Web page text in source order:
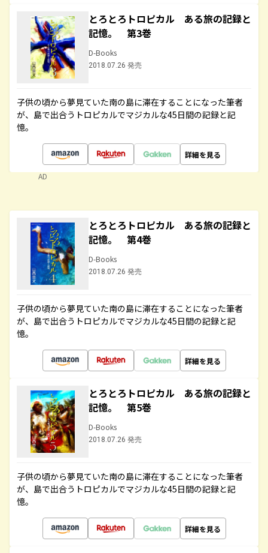
とろとろトロピカル ある旅の記録と
記憶。 第3巻
D-Books
2018.07.26 発売
子供の頃から夢見ていた南の島に滞在することになった筆者
が、島で出合うトロピカルでマジカルな45日間の記録と記
憶。
詳細を見る
AD
とろとろトロピカル ある旅の記録と
記憶。 第4巻
D-Books
2018.07.26 発売
子供の頃から夢見ていた南の島に滞在することになった筆者
が、島で出合うトロピカルでマジカルな45日間の記録と記
憶。
詳細を見る
とろとろトロピカル ある旅の記録と
記憶。 第5巻
D-Books
2018.07.26 発売
子供の頃から夢見ていた南の島に滞在することになった筆者
が、島で出合うトロピカルでマジカルな45日間の記録と記
憶。
詳細を見る